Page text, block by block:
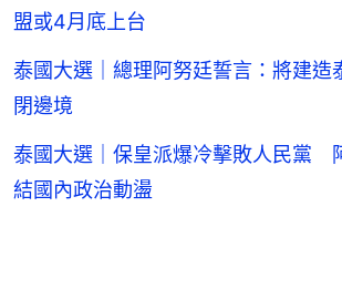
盟或4月底上台
泰國大選｜總理阿努廷誓言：將建造
閉邊境
泰國大選｜保皇派爆冷擊敗人民黨
結國內政治動盪